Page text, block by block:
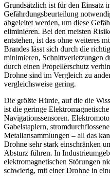
Grundsätzlich ist für den Einsatz
Gefährdungsbeurteilung
abgeleitet werden, um diese
eliminieren. Bei den meisten
entstehen, ist das ohne weiteres
Brandes lässt sich durch die
minimieren, Schnittverletzungen
durch einen Propellerschutz
Drohne sind im Vergleich zu
vergleichsweise gering.
Die größte Hürde, auf die die
ist die geringe
Navigationssensoren.
Gabelstaplern,
Metallansammlungen – all das
Drohne sehr stark einschränken
Absturz führen. In
elektromagnetischen Störungen
schwierig, mit einer Drohne in